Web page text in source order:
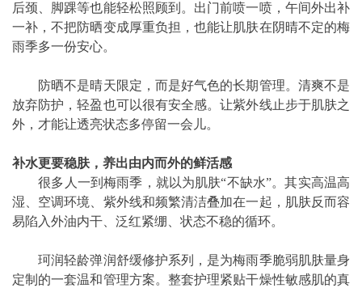
后颈、脚踝等也能轻松照顾到。出门前喷一喷，午间外出补
一补，不把防晒变成厚重负担，也能让肌肤在阴晴不定的梅
雨季多一份安心。
防晒不是晴天限定，而是好气色的长期管理。清爽不是
放弃防护，轻盈也可以很有安全感。让紫外线止步于肌肤之
外，才能让透亮状态多停留一会儿。
补水更要稳肤，养出由内而外的鲜活感
很多人一到梅雨季，就以为肌肤“不缺水”。其实高温高
湿、空调环境、紫外线和频繁清洁叠加在一起，肌肤反而容
易陷入外油内干、泛红紧绷、状态不稳的循环。
珂润轻龄弹润舒缓修护系列，是为梅雨季脆弱肌肤量身
定制的一套温和管理方案。整套护理紧贴干燥性敏感肌的真